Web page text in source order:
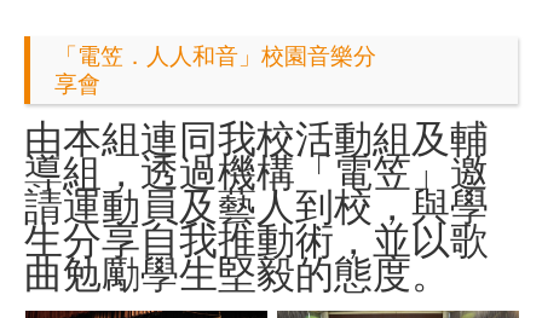
「電笠．人人和音」校園音樂分
享會
由本組連同我校活動組及輔
導組，透過機構「電笠」邀
請運動員及藝人到校，與學
生分享自我推動術，並以歌
曲勉勵學生堅毅的態度。